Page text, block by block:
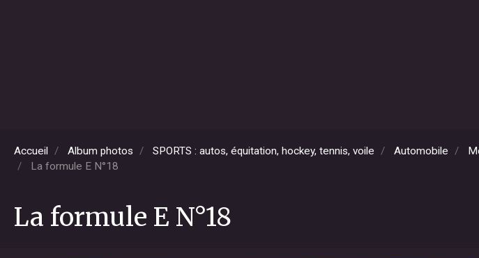
Accueil Album photos SPORTS : autos, équitation, hockey, tennis, voile Automobile
La formule E N°18
La formule E N°18